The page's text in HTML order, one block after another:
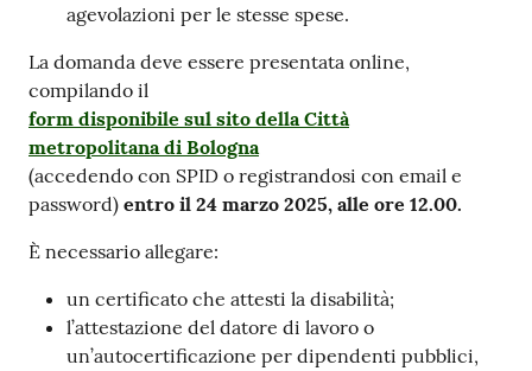
agevolazioni per le stesse spese.
La domanda deve essere presentata online,
compilando il
form disponibile sul sito della Città
metropolitana di Bologna
(accedendo con SPID o registrandosi con email e
password) entro il 24 marzo 2025, alle ore 12.00.
È necessario allegare:
un certificato che attesti la disabilità;
l’attestazione del datore di lavoro o
un’autocertificazione per dipendenti pubblici,